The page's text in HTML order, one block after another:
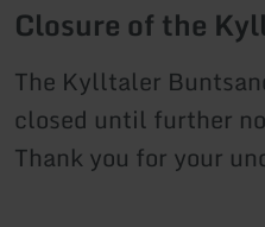
Closure of the
The Kylltaler
closed until further
Thank you for your